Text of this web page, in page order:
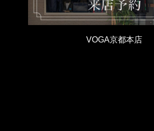
VOGA京都本店